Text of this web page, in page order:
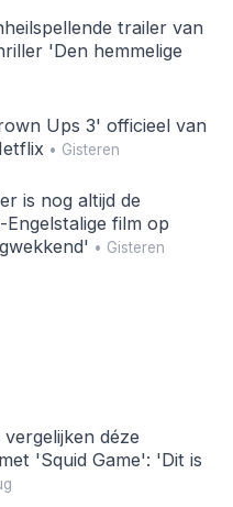
trailer van
'Den hemmelige
Ups 3' officieel van
• Gisteren
is nog altijd de
film op
• Gisteren
déze
'Squid Game': 'Dit is